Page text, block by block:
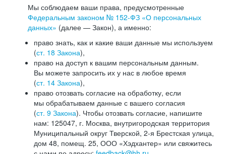
Мы соблюдаем ваши права, предусмотренные
Федеральным законом № 152-ФЗ «О персональных
данных» (далее — Закон), а именно:
право знать, как и какие ваши данные мы используем
(ст. 18 Закона),
право на доступ к вашим персональным данным.
Вы можете запросить их у нас в любое время
(ст. 14 Закона),
право отозвать согласие на обработку, если
мы обрабатываем данные с вашего согласия
(ст. 9 Закона). Чтобы отозвать согласие, напишите
нам: 125047, г. Москва, внутригородская территория
Муниципальный округ Тверской, 2-я Брестская улица,
дом 48, помещ. 25, ООО «Хэдхантер» или свяжитесь